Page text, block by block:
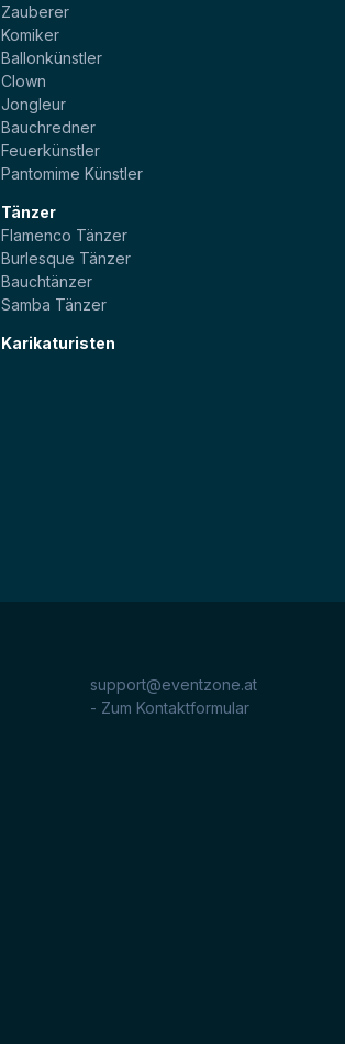
Zauberer
Komiker
Ballonkünstler
Clown
Jongleur
Bauchredner
Feuerkünstler
Pantomime Künstler
Tänzer
Flamenco Tänzer
Burlesque Tänzer
Bauchtänzer
Samba Tänzer
Karikaturisten
support@eventzone.at
- Zum Kontaktformular